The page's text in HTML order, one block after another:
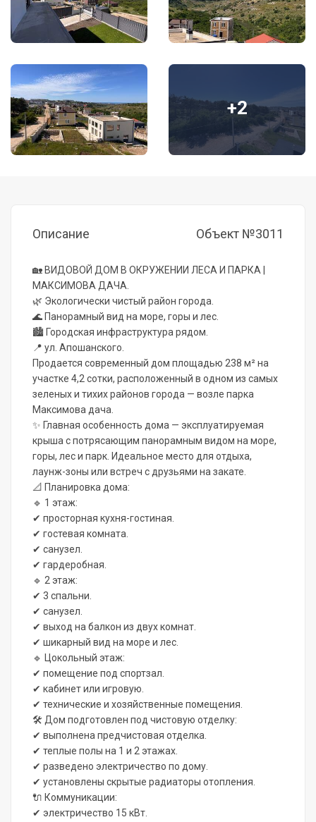
+2
Описание Объект №3011
🏡 ВИДОВОЙ ДОМ В ОКРУЖЕНИИ ЛЕСА И ПАРКА |
МАКСИМОВА ДАЧА.
🌿 Экологически чистый район города.
🌊 Панорамный вид на море, горы и лес.
🏙 Городская инфраструктура рядом.
📍 ул. Апошанского.
Продается современный дом площадью 238 м² на
участке 4,2 сотки, расположенный в одном из самых
зеленых и тихих районов города — возле парка
Максимова дача.
✨ Главная особенность дома — эксплуатируемая
крыша с потрясающим панорамным видом на море,
горы, лес и парк. Идеальное место для отдыха,
лаунж-зоны или встреч с друзьями на закате.
📐 Планировка дома:
🔹 1 этаж:
✔ просторная кухня-гостиная.
✔ гостевая комната.
✔ санузел.
✔ гардеробная.
🔹 2 этаж:
✔ 3 спальни.
✔ санузел.
✔ выход на балкон из двух комнат.
✔ шикарный вид на море и лес.
🔹 Цокольный этаж:
✔ помещение под спортзал.
✔ кабинет или игровую.
✔ технические и хозяйственные помещения.
🛠 Дом подготовлен под чистовую отделку:
✔ выполнена предчистовая отделка.
✔ теплые полы на 1 и 2 этажах.
✔ разведено электричество по дому.
✔ установлены скрытые радиаторы отопления.
🔌 Коммуникации:
✔ электричество 15 кВт.